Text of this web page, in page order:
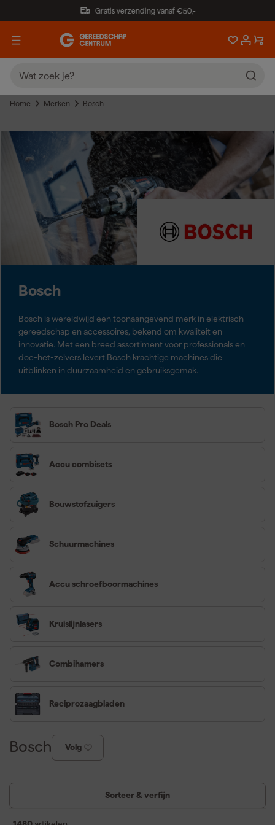
Gratis verzending vanaf €50,-
Home Merken Bosch
Bosch
Bosch is wereldwijd een toonaangevend merk in elektrisch
gereedschap en accessoires, bekend om kwaliteit en
innovatie. Met een breed assortiment voor professionals en
doe-het-zelvers levert Bosch krachtige machines die
uitblinken in duurzaamheid en gebruiksgemak.
Bosch Pro Deals
Accu combisets
Bouwstofzuigers
Schuurmachines
Accu schroefboormachines
Kruislijnlasers
Combihamers
Reciprozaagbladen
Bosch Volg
Sorteer & verfijn